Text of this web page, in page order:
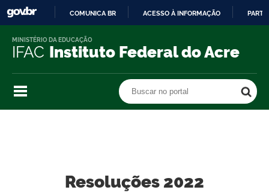
O
COMUNICA BR ACESSO À INFORMAÇÃO
IFAC Instituto Federal do Acre
MINISTÉRIO DA EDUCAÇÃO
Buscar no portal
Resoluções 2022